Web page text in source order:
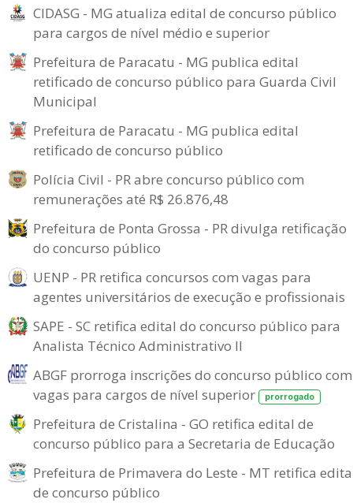
CIDASG - MG atualiza edital de concurso público
para cargos de nível médio e superior
Prefeitura de Paracatu - MG publica edital
retificado de concurso público para Guarda Civil
Municipal
Prefeitura de Paracatu - MG publica edital
retificado de concurso público
Polícia Civil - PR abre concurso público com
remunerações até R$ 26.876,48
Prefeitura de Ponta Grossa - PR divulga retificação
do concurso público
UENP - PR retifica concursos com vagas para
agentes universitários de execução e profissionais
SAPE - SC retifica edital do concurso público para
Analista Técnico Administrativo II
ABGF prorroga inscrições do concurso público com
vagas para cargos de nível superior
prorrogado
Prefeitura de Cristalina - GO retifica edital de
concurso público para a Secretaria de Educação
Prefeitura de Primavera do Leste - MT retifica
de concurso público